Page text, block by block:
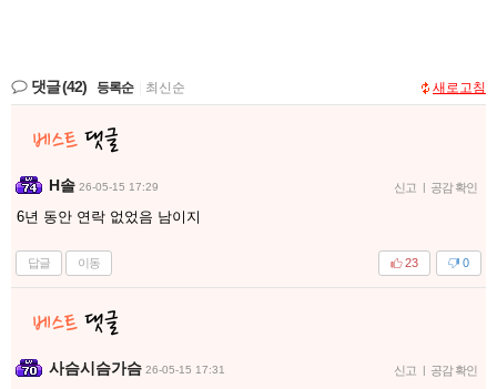
댓글(42) 등록순 최신순 새로고침
H솔 26-05-15 17:29 신고 | 공감 확인
6년 동안 연락 없었음 남이지
답글 이동 0
23
사슴시슴가슴 26-05-15 17:31 신고 | 공감 확인